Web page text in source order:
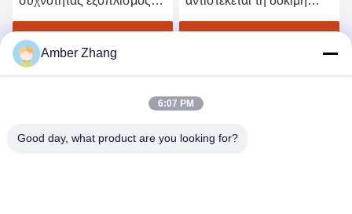
δοκιμής υψηλής τάσης
εναλλασσόμενου
ρεύματος, γεννήτρια 0.1hz
Vlf
Βρείτε την καλύτερη τιμή
τάσης για τον ηλεκτρικό
Amber Zhang
6:07 PM
Good day, what product are you looking for?